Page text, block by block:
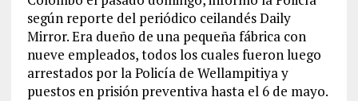
según reporte del periódico ceilandés Daily
Mirror. Era dueño de una pequeña fábrica con
nueve empleados, todos los cuales fueron luego
arrestados por la Policía de Wellampitiya y
puestos en prisión preventiva hasta el 6 de mayo.